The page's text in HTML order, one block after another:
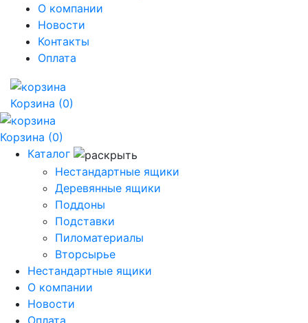
О компании
Новости
Контакты
Оплата
Корзина (0)
Корзина (0)
Каталог
Нестандартные ящики
Деревянные ящики
Поддоны
Подставки
Пиломатериалы
Вторсырье
Нестандартные ящики
О компании
Новости